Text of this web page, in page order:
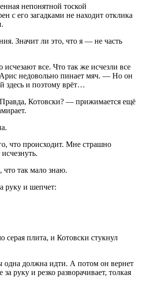
непонятной тоской
с его загадками не находит отклика
Значит ли это, что я — не часть
все. Что так же исчезли все
недовольно пинает мяч. — Но он
здесь и поэтому врёт…
Котовски? — прижимается ещё
что происходит. Мне страшно
так мало знаю.
руку и шепчет:
серая плита, и Котовски стукнул
должна идти. А потом он вернет
руку и резко разворачивает, толкая